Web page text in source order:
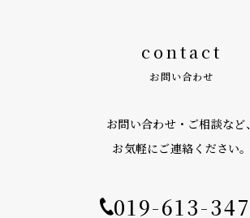
contact
お問い合わせ
お問い合わせ・ご相談など、
お気軽にご連絡ください。
019-613-